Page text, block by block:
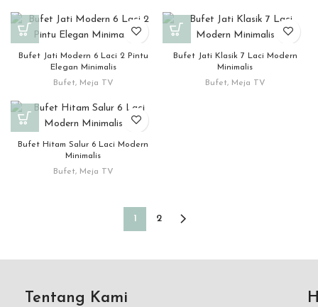
Bufet Jati Modern 6 Laci 2 Pintu
Elegan Minimalis
Bufet, Meja TV
Bufet Jati Klasik 7 Laci Modern
Minimalis
Bufet, Meja TV
Bufet Hitam Salur 6 Laci Modern
Minimalis
Bufet, Meja TV
1 2
Tentang Kami